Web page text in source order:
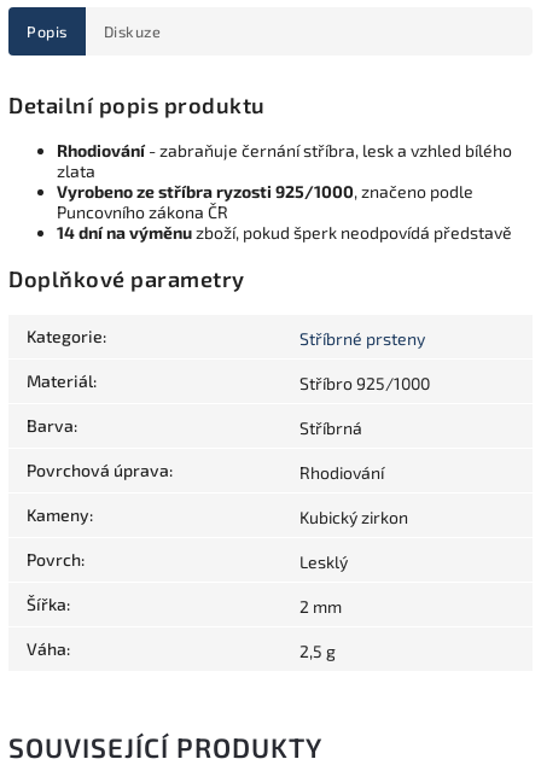
Popis Diskuze
Detailní popis produktu
Rhodiování- zabraňuje černání stříbra, lesk a vzhled bílého
zlata
Vyrobeno ze stříbra ryzosti 925/1000, značeno podle
Puncovního zákona ČR
14 dní na výměnuzboží, pokud šperk neodpovídá představě
Doplňkové parametry
Kategorie: Stříbrné prsteny
Materiál: Stříbro 925/1000
Barva: Stříbrná
Povrchová úprava: Rhodiování
Kameny: Kubický zirkon
Povrch: Lesklý
Šířka: 2 mm
Váha: 2,5 g
SOUVISEJÍCÍ PRODUKTY